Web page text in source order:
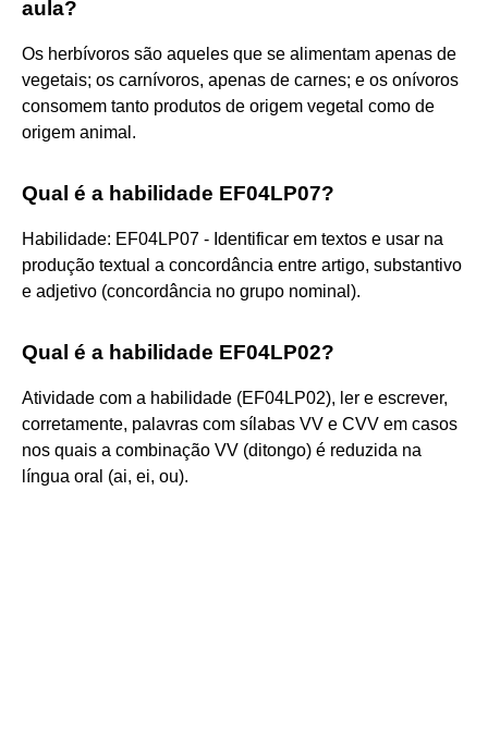
aula?
Os herbívoros são aqueles que se alimentam apenas de
vegetais; os carnívoros, apenas de carnes; e os onívoros
consomem tanto produtos de origem vegetal como de
origem animal.
Qual é a habilidade EF04LP07?
Habilidade: EF04LP07 - Identificar em textos e usar na
produção textual a concordância entre artigo, substantivo
e adjetivo (concordância no grupo nominal).
Qual é a habilidade EF04LP02?
Atividade com a habilidade (EF04LP02), ler e escrever,
corretamente, palavras com sílabas VV e CVV em casos
nos quais a combinação VV (ditongo) é reduzida na
língua oral (ai, ei, ou).